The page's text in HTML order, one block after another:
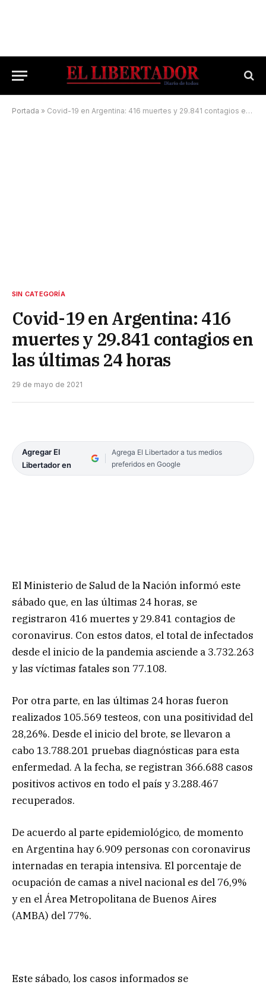
Portada » Covid-19 en Argentina: 416 muertes y 29.841 contagios en las últimas 24 horas
SIN CATEGORÍA
Covid-19 en Argentina: 416
muertes y 29.841 contagios en
las últimas 24 horas
29 de mayo de 2021
Agregar El
Libertador en
Agrega El Libertador a tus medios
preferidos en Google
El Ministerio de Salud de la Nación informó este
sábado que, en las últimas 24 horas, se
registraron 416 muertes y 29.841 contagios de
coronavirus. Con estos datos, el total de infectados
desde el inicio de la pandemia asciende a 3.732.263
y las víctimas fatales son 77.108.
Por otra parte, en las últimas 24 horas fueron
realizados 105.569 testeos, con una positividad del
28,26%. Desde el inicio del brote, se llevaron a
cabo 13.788.201 pruebas diagnósticas para esta
enfermedad. A la fecha, se registran 366.688 casos
positivos activos en todo el país y 3.288.467
recuperados.
De acuerdo al parte epidemiológico, de momento
en Argentina hay 6.909 personas con coronavirus
internadas en terapia intensiva. El porcentaje de
ocupación de camas a nivel nacional es del 76,9%
y en el Área Metropolitana de Buenos Aires
(AMBA) del 77%.
Este sábado, los casos informados se